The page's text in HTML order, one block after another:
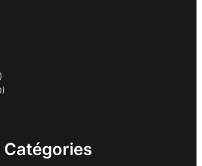
Catégories